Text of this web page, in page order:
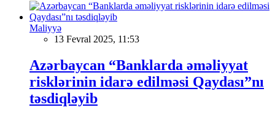
Maliyyə
13 Fevral 2025, 11:53
Azərbaycan “Banklarda əməliyyat
risklərinin idarə edilməsi Qaydası”nı
təsdiqləyib